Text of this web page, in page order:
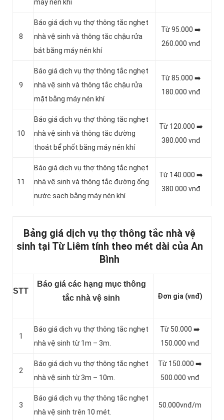
máy nén khí
8
Báo giá dịch vụ thợ thông tắc nghẹt
nhà vệ sinh và thông tắc chậu rửa
bát bằng máy nén khí
Từ 95.000 ➡️
260.000 vnđ
9
Báo giá dịch vụ thợ thông tắc nghẹt
nhà vệ sinh và thông tắc chậu rửa
mặt bằng máy nén khí
Từ 85.000 ➡️
180.000 vnđ
10
Báo giá dịch vụ thợ thông tắc nghẹt
nhà vệ sinh và thông tắc đường
thoát bể phốt bằng máy nén khí
Từ 120.000 ➡️
380.000 vnđ
11
Báo giá dịch vụ thợ thông tắc nghẹt
nhà vệ sinh và thông tắc đường ống
nước sạch bằng máy nén khí
Từ 140.000 ➡️
380.000 vnđ
Bảng giá dịch vụ thợ thông tắc nhà vệ
sinh tại Từ Liêm tính theo mét dài của An
Bình
STT
Báo giá các hạng mục thông
tắc nhà vệ sinh
Đơn gia (vnđ)
1
Báo giá dịch vụ thợ thông tắc nghẹt
nhà vệ sinh từ 1m – 3m.
Từ 50.000 ➡️
150.000 vnđ
2
Báo giá dịch vụ thợ thông tắc nghẹt
nhà vệ sinh từ 3m – 10m.
Từ 150.000 ➡️
500.000 vnđ
3
Báo giá dịch vụ thợ thông tắc nghẹt
nhà vệ sinh trên 10 mét.
50.000vnđ/m